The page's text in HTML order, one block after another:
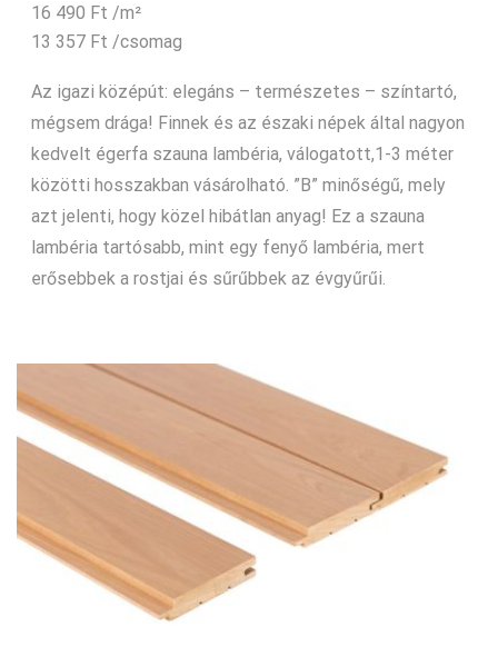
16 490 Ft /m²
13 357 Ft /csomag
Az igazi középút: elegáns – természetes – színtartó,
mégsem drága! Finnek és az északi népek által nagyon
kedvelt égerfa szauna lambéria, válogatott,1-3 méter
közötti hosszakban vásárolható. ”B” minőségű, mely
azt jelenti, hogy közel hibátlan anyag! Ez a szauna
lambéria tartósabb, mint egy fenyő lambéria, mert
erősebbek a rostjai és sűrűbbek az évgyűrűi.